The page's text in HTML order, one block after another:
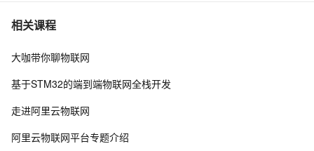
9
10NoceMCU + Arduino IDE + Aliyun IoT = 低成本物联
相关课程
大咖带你聊物联网
基于STM32的端到端物联网全栈开发
走进阿里云物联网
阿里云物联网平台专题介绍